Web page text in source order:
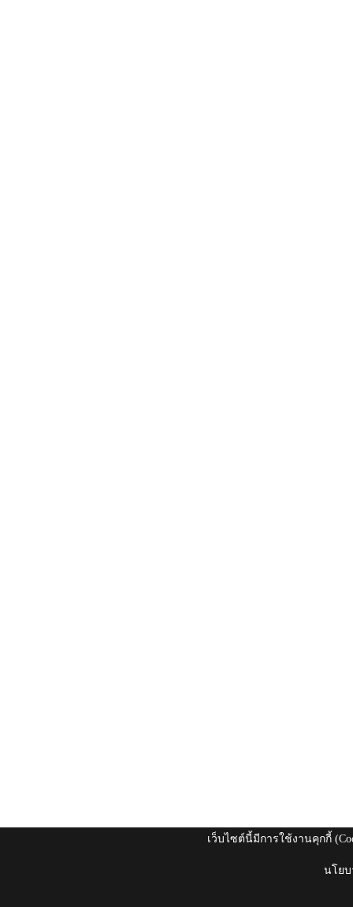
เว็บไซต์นี้มีการใช้งานคุกกี้
นโย